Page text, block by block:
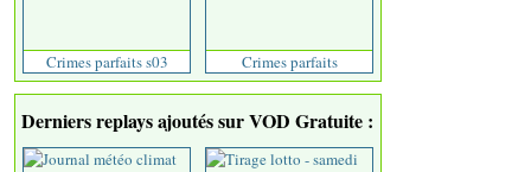
Crimes parfaits s03 Crimes parfaits
Derniers replays ajoutés sur VOD Gratuite :